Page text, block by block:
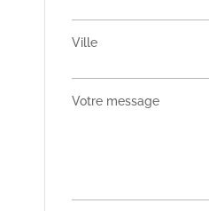
Ville
Votre message